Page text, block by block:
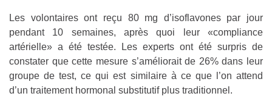
Les volontaires ont reçu 80 mg d’isoflavones par jour
pendant 10 semaines, après quoi leur «compliance
artérielle» a été testée. Les experts ont été surpris de
constater que cette mesure s’améliorait de 26% dans leur
groupe de test, ce qui est similaire à ce que l’on attend
d’un traitement hormonal substitutif plus traditionnel.